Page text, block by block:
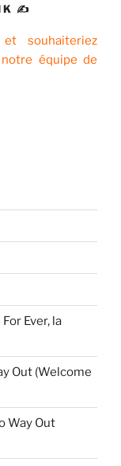
✍
souhaiteriez
équipe de
Ever, la
Out (Welcome
Way Out